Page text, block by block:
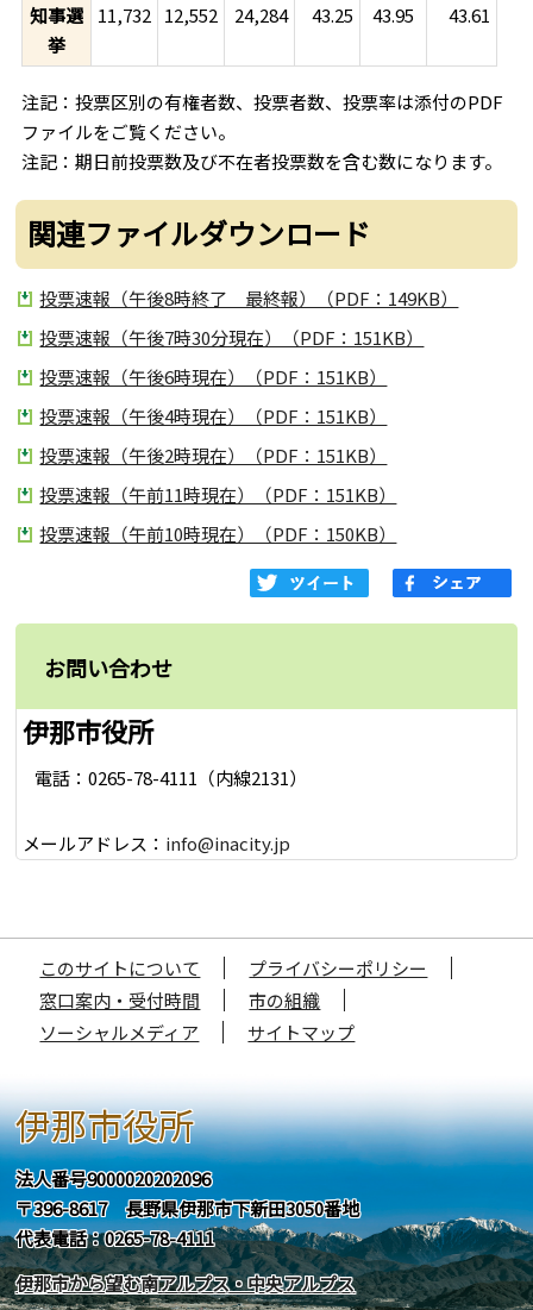
知事選
挙
11,732 12,552 24,284 43.25 43.95 43.61
注記：投票区別の有権者数、投票者数、投票率は添付のPDF
ファイルをご覧ください。
注記：期日前投票数及び不在者投票数を含む数になります。
関連ファイルダウンロード
投票速報（午後8時終了 最終報）（PDF：149KB）
投票速報（午後7時30分現在）（PDF：151KB）
投票速報（午後6時現在）（PDF：151KB）
投票速報（午後4時現在）（PDF：151KB）
投票速報（午後2時現在）（PDF：151KB）
投票速報（午前11時現在）（PDF：151KB）
投票速報（午前10時現在）（PDF：150KB）
お問い合わせ
伊那市役所
電話：0265-78-4111（内線2131）
メールアドレス： info@inacity.jp
このサイトについて
プライバシーポリシー
窓口案内・受付時間
市の組織
ソーシャルメディア
サイトマップ
伊那市役所
法人番号9000020202096
〒396-8617 長野県伊那市下新田3050番地
代表電話：0265-78-4111
伊那市から望む南アルプス・中央アルプス